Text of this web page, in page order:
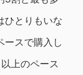
ひとりもいな
ースで購入し
以上のペース